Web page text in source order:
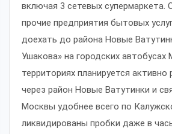
включая 3 сетевых
прочие предприятия бытовых
доехать до района Новые
Ушакова» на городских
территориях планируется
через район Новые Ватутинки и
Москвы удобнее всего по
ликвидированы пробки даже в